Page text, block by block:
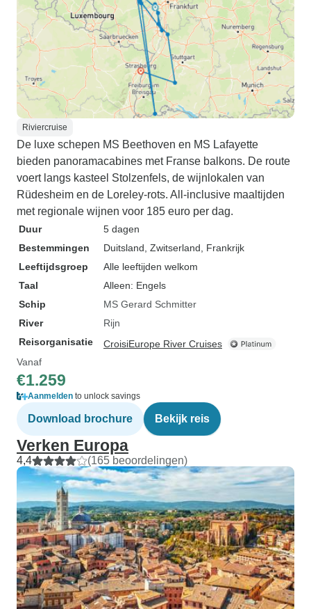
Riviercruise
De luxe schepen MS Beethoven en MS Lafayette
bieden panoramacabines met Franse balkons. De route
voert langs kasteel Stolzenfels, de wijnlokalen van
Rüdesheim en de Loreley-rots. All-inclusive maaltijden
met regionale wijnen voor 185 euro per dag.
Duur
5 dagen
Bestemmingen
Duitsland , Zwitserland , Frankrijk
Leeftijdsgroep
Alle leeftijden welkom
Taal
Alleen: Engels
Schip
MS Gerard Schmitter
River
Rijn
Reisorganisatie
CroisiEurope River Cruises
Vanaf
€1.259
Aanmelden to unlock savings
Download brochure Bekijk reis
Verken Europa
4,4 (165 beoordelingen)